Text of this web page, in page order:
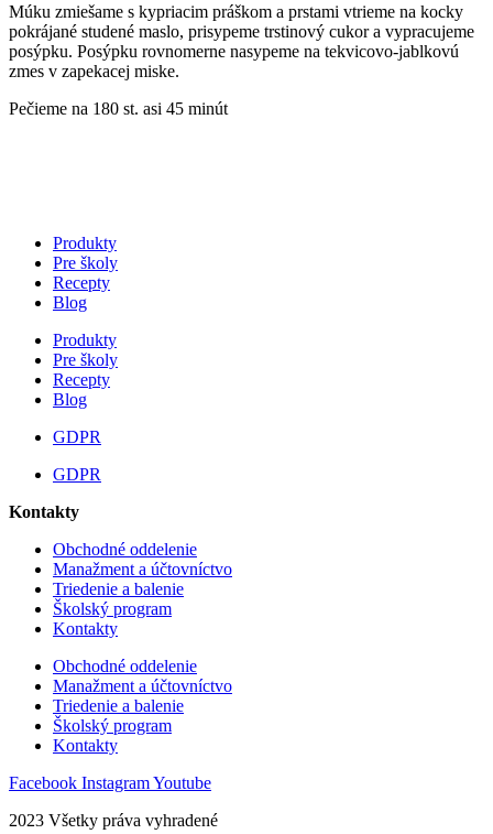
Múku zmiešame s kypriacim práškom a prstami vtrieme na kocky
pokrájané studené maslo, prisypeme trstinový cukor a vypracujeme
posýpku. Posýpku rovnomerne nasypeme na tekvicovo-jablkovú
zmes v zapekacej miske.
Pečieme na 180 st. asi 45 minút
Produkty
Pre školy
Recepty
Blog
Produkty
Pre školy
Recepty
Blog
GDPR
GDPR
Kontakty
Obchodné oddelenie
Manažment a účtovníctvo
Triedenie a balenie
Školský program
Kontakty
Obchodné oddelenie
Manažment a účtovníctvo
Triedenie a balenie
Školský program
Kontakty
Facebook InstagramYoutube
2023 Všetky práva vyhradené